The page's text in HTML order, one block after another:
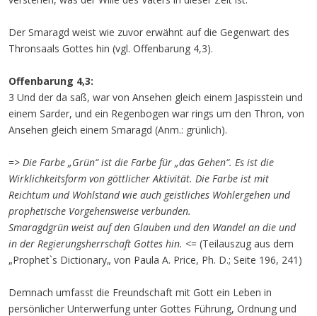
Der Smaragd weist wie zuvor erwähnt auf die Gegenwart des
Thronsaals Gottes hin (vgl. Offenbarung 4,3).
Offenbarung 4,3:
3 Und der da saß, war von Ansehen gleich einem Jaspisstein und
einem Sarder, und ein Regenbogen war rings um den Thron, von
Ansehen gleich einem Smaragd (Anm.: grünlich).
=> Die Farbe „Grün“ ist die Farbe für „das Gehen“. Es ist die
Wirklichkeitsform von göttlicher Aktivität. Die Farbe ist mit
Reichtum und Wohlstand wie auch geistliches Wohlergehen und
prophetische Vorgehensweise verbunden.
Smaragdgrün weist auf den Glauben und den Wandel an die und
in der Regierungsherrschaft Gottes hin. <= (Teilauszug aus dem
„Prophet`s Dictionary„ von Paula A. Price, Ph. D.; Seite 196, 241)
Demnach umfasst die Freundschaft mit Gott ein Leben in
persönlicher Unterwerfung unter Gottes Führung, Ordnung und